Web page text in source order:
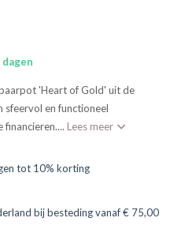
'Heart of Gold' uit de
sfeervol en functioneel
Lees meer
tot 10% korting
bij besteding vanaf € 75,00